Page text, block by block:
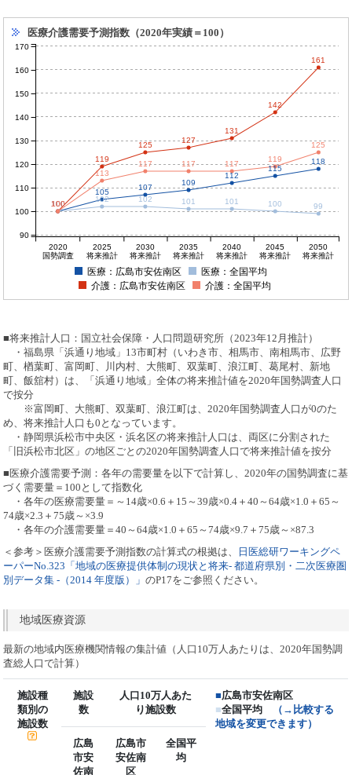
医療介護需要予測指数（2020年実績＝100）
100
105
107
109
112
115
118
100
102 102 101 101 100 99
100
119
125
127
131
142
161
100
113
117 117 117
119
125
2020
国勢調査
2025
将来推計
2030
将来推計
2035
将来推計
2040
将来推計
2045
将来推計
2050
将来推計
100
110
120
130
140
150
160
90
170
医療：広島市安佐南区
医療：全国平均
介護：広島市安佐南区
介護：全国平均
■将来推計人口：国立社会保障・人口問題研究所（2023年12月推計）
・福島県「浜通り地域」13市町村（いわき市、相馬市、南相馬市、広野
町、楢葉町、富岡町、川内村、大熊町、双葉町、浪江町、葛尾村、新地
町、飯舘村）は、「浜通り地域」全体の将来推計値を2020年国勢調査人口
で按分
※富岡町、大熊町、双葉町、浪江町は、2020年国勢調査人口が0のた
め、将来推計人口も0となっています。
・静岡県浜松市中央区・浜名区の将来推計人口は、両区に分割された
「旧浜松市北区」の地区ごとの2020年国勢調査人口で将来推計値を按分
■医療介護需要予測：各年の需要量を以下で計算し、2020年の国勢調査に基
づく需要量＝100として指数化
・各年の医療需要量＝～14歳×0.6＋15～39歳×0.4＋40～64歳×1.0＋65～
74歳×2.3＋75歳～×3.9
・各年の介護需要量＝40～64歳×1.0＋65～74歳×9.7＋75歳～×87.3
＜参考＞医療介護需要予測指数の計算式の根拠は、
日医総研ワーキングペ
ーパーNo.323「地域の医療提供体制の現状と将来- 都道府県別・二次医療圏
別データ集 -（2014 年度版）」のP17をご参照ください。
地域医療資源
最新の地域内医療機関情報の集計値（人口10万人あたりは、2020年国勢調
査総人口で計算）
施設種
類別の
施設数
施設
数
人口10万人あた
り施設数
■広島市安佐南区
■全国平均
（→比較する
地域を変更できます）
広島
市安
佐南
広島市
安佐南
区
全国平
均